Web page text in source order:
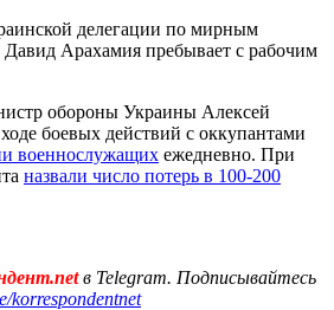
делегации по мирным
Давид Арахамия пребывает с рабочим
обороны Украины Алексей
боевых действий с оккупантами
военнослужащих ежедневно. При
назвали число потерь в 100-200
в Telegram. Подписывайтесь
korrespondentnet